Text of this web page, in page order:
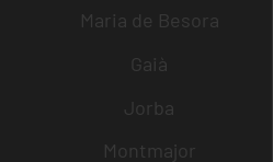
Maria de Besora
Gaià
Jorba
Montmajor